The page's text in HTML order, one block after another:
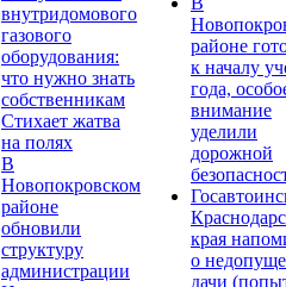
внутридомового
газового
оборудования:
что нужно знать
собственникам
Стихает жатва
на полях
В
Новопокровском
районе
обновили
структуру
администрации
районе
к началу
года,
внимание
уделили
дорожной
края
о
дачи